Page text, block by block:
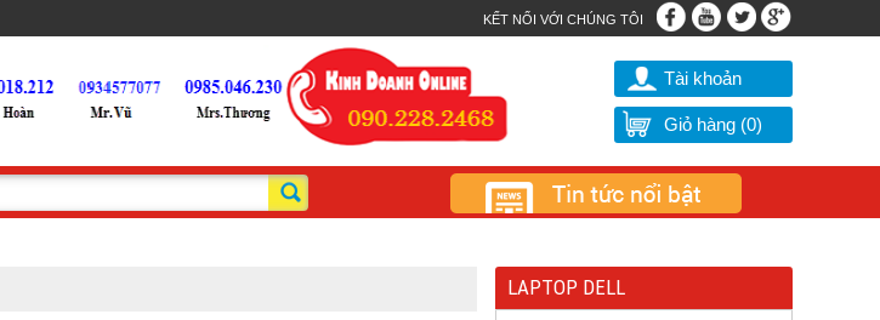
KẾT NỐI VỚI CHÚNG TÔI
Tài khoản
Giỏ hàng (0)
LAPTOP DELL